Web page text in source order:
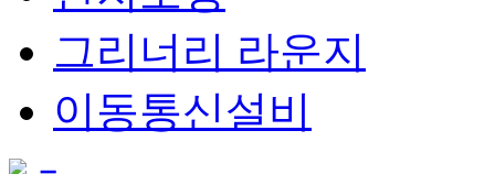
그리너리 라운지
이동통신설비